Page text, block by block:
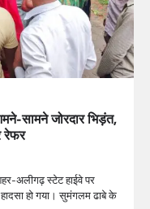
सामने जोरदार भिड़ंत,
रेफर​
अलीगढ़ स्टेट हाईवे पर
हो गया। सुमंगलम ढाबे के